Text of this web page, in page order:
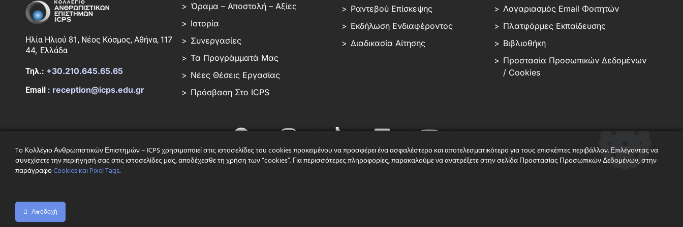
Ηλία Ηλιού 81, Νέος Κόσμος, Αθήνα, 117
44, Ελλάδα
Τηλ.: +30.210.645.65.65
Email : reception@icps.edu.gr
Όραμα – Αποστολή – Αξίες
Ιστορία
Συνεργασίες
Τα Προγράμματά Μας
Νέες Θέσεις Εργασίας
Πρόσβαση Στο ICPS
Ραντεβού Επίσκεψης
Εκδήλωση Ενδιαφέροντος
Διαδικασία Αίτησης
Λογαριασμός Email Φοιτητών
Πλατφόρμες Εκπαίδευσης
Βιβλιοθήκη
Προστασία Προσωπικών Δεδομένων
/ Cookies
To Κολλέγιο Ανθρωπιστικών Επιστημών – ICPS χρησιμοποιεί στις ιστοσελίδες του cookies προκειμένου να προσφέρει ένα ασφαλέστερο και αποτελεσματικότερο για τους επισκέπτες περιβάλλον. Επιλέγοντας να
συνεχίσετε την περιήγησή σας στις ιστοσελίδες μας, αποδέχεσθε τη χρήση των “cookies”. Για περισσότερες πληροφορίες, παρακαλούμε να ανατρέξετε στην σελίδα Προστασίας Προσωπικών Δεδομένων, στην
παράγραφοCookies και Pixel Tags.
Αποδοχή